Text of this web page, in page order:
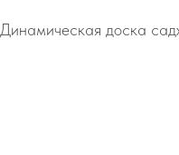
Динамическая доска